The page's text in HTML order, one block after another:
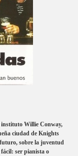
Willie Conway,
ciudad de Knights
sobre la juventud
fácil: ser pianista o